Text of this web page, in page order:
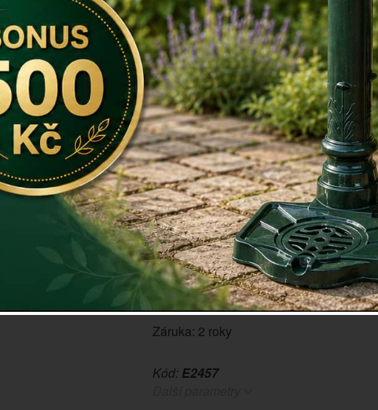
Vůně In The Forest, dělá s tohoto
kandidáta na vánoční vůni. Vůně
do všech koutů vaší domácnosti.
Hlava: dubové listí, dřevo
Srdce: lipové listí, rozmarýn
Základ: cedrové dřevo, ambra
Čas hoření tohotovosku do
zvolené intenzity vůně, a tedy množství
Uzavíratelná plastová krabička
Materiál: prémiový parafín, vonné oleje,
Rozměry v cm: š 10 x h 10 x v 2,6
Váha: 59 g
In The Forest - V lese 59 g Goose Creek
Záruka: 2 roky
Kód: E2457